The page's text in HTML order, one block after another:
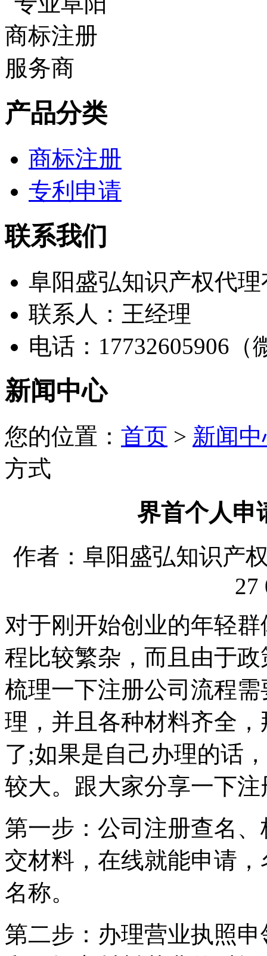
产品分类
商标注册
专利申请
联系我们
阜阳盛弘知识产权代
联系人：王经理
电话：17732605906（
新闻中心
您的位置： 首页 > 新闻
方式
界首个人申
作者：阜阳盛弘知识产
27
对于刚开始创业的年轻
程比较繁杂，而且由于
梳理一下注册公司流程
理，并且各种材料齐全
了;如果是自己办理的话
较大。跟大家分享一下
第一步：公司注册查名
交材料，在线就能申请
名称。
第二步：办理营业执照